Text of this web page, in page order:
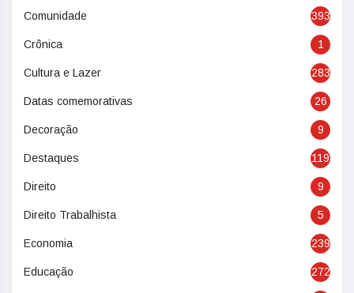
Comunidade 393
Crônica 1
Cultura e Lazer 283
Datas comemorativas 26
Decoração 9
Destaques 119
Direito 9
Direito Trabalhista 5
Economia 239
Educação 272